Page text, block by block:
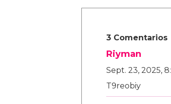
3 Comentarios
Riyman
Sept. 23, 2025,
T9reobiy